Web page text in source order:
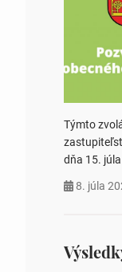
Týmto
dňa 15.
rokovania
8. júla